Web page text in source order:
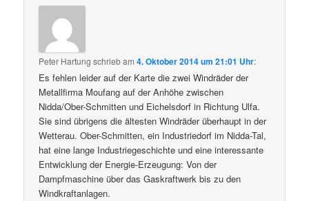
Peter Hartung schriebam4. Oktober 2014 um 21:01 Uhr:
Es fehlen leider auf der Karte die zwei Windräder der
Metallfirma Moufang auf der Anhöhe zwischen
Nidda/Ober-Schmitten und Eichelsdorf in Richtung Ulfa.
Sie sind übrigens die ältesten Windräder überhaupt in der
Wetterau. Ober-Schmitten, ein Industriedorf im Nidda-Tal,
hat eine lange Industriegeschichte und eine interessante
Entwicklung der Energie-Erzeugung: Von der
Dampfmaschine über das Gaskraftwerk bis zu den
Windkraftanlagen.